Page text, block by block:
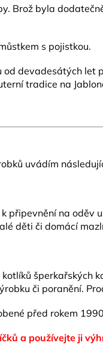
Brož byla
s pojistkou.
devadesátých let
tradice na
uvádím
připevnění na
děti či domácí
šperkařských
či poranění.
před rokem
a používejte ji